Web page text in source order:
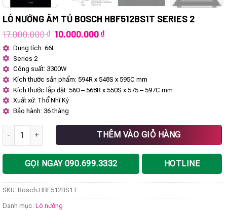
LÒ NƯỚNG ÂM TỦ BOSCH HBF512BS1T SERIES 2
17.000.000₫ Giá
là:
10.000.000₫Giá
Dung tích: 66L
Series 2
Công suất: 3300W
Kích thước sản phẩm: 594R x 548S x 595C mm
Kích thước lắp đặt: 560 – 568R x 550S x 575 – 597C mm
Xuất xứ: Thổ Nhĩ Kỳ
Bảo hành: 36 tháng
Lò nướng âm tủ Bosch HBF512BS1T Series 2 số lượng
THÊM VÀO GIỎ HÀNG
GỌI NGAY 090.699.3332 HOTLINE
SKU: Bosch.HBF512BS1T
Danh mục: Lò nướng